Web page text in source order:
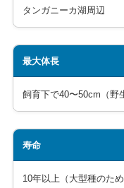
タンガニーカ湖周辺
最大体長
飼育下で40〜50cm（野
寿命
10年以上（大型種のた